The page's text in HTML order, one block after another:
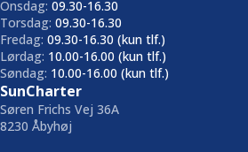
Onsdag: 09.30-16.30
Torsdag: 09.30-16.30
Fredag: 09.30-16.30 (kun tlf.)
Lørdag: 10.00-16.00 (kun tlf.)
Søndag: 10.00-16.00 (kun tlf.)
SunCharter
Søren Frichs Vej 36A
8230 Åbyhøj